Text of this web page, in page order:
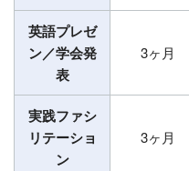
英語プレゼ
ン／学会発
表
3ヶ月
実践ファシ
リテーショ
ン
3ヶ月